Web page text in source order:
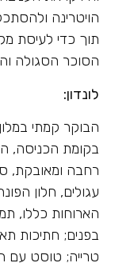
הויטרינה
תוך כדי לעיסת
הסוכר הסגולה
לונדון:
הבוקר קמתי
בקומת הכניסה,
רחבה ומאובקת,
עגולים, חלון
הארוחות כללו,
בפנים; חתיכות
טרייה; טוסט עם